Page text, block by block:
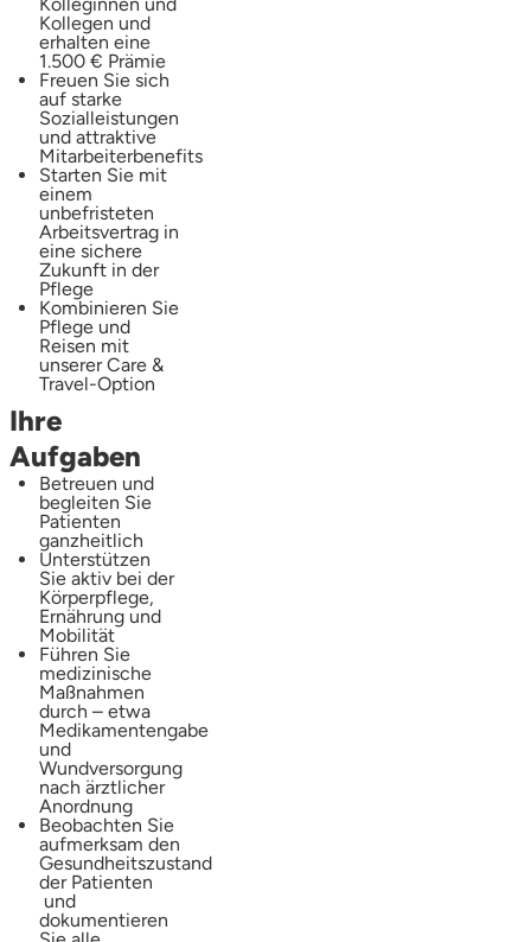
Kollegen und
erhalten eine
1.500 € Prämie
Freuen Sie sich
auf starke
Sozialleistungen
und attraktive
Mitarbeiterbenefits
Starten Sie mit
einem
unbefristeten
Arbeitsvertrag in
eine sichere
Zukunft in der
Pflege
Kombinieren Sie
Pflege und
Reisen mit
unserer Care &
Travel-Option
Ihre
Aufgaben
Betreuen und
begleiten Sie
Patienten
ganzheitlich
Unterstützen
Sie aktiv bei der
Körperpflege,
Ernährung und
Mobilität
Führen Sie
medizinische
Maßnahmen
durch – etwa
Medikamentengabe
und
Wundversorgung
nach ärztlicher
Anordnung
Beobachten Sie
aufmerksam den
Gesundheitszustand
der Patienten
und
dokumentieren